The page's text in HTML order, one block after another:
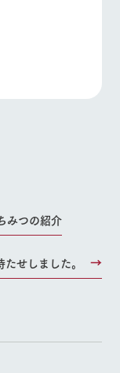
みつの紹介
せしました。